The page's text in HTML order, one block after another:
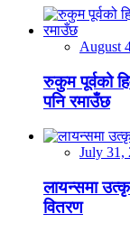
August
रुकुम पूर्वको
पनि रमाउँछ
July 31,
लायन्समा
वितरण